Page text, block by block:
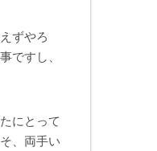
ずやろ
ですし、
にとって
、両手い